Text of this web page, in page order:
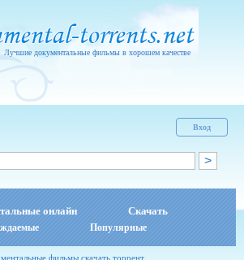
Лучшие документальные фильмы в хорошем качестве
Вход
онлайн Скачать
Популярные
фильмы скачать торрент